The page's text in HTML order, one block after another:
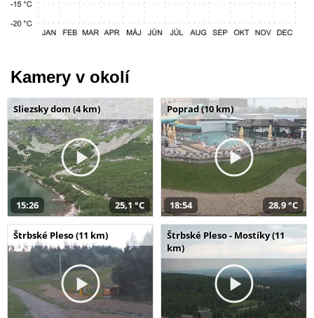
Kamery v okolí
Sliezsky dom (4 km)
15:26 25,1 °C
Poprad (10 km)
18:54 28,9 °C
Štrbské Pleso (11 km)
Štrbské Pleso - Mostíky (11
km)